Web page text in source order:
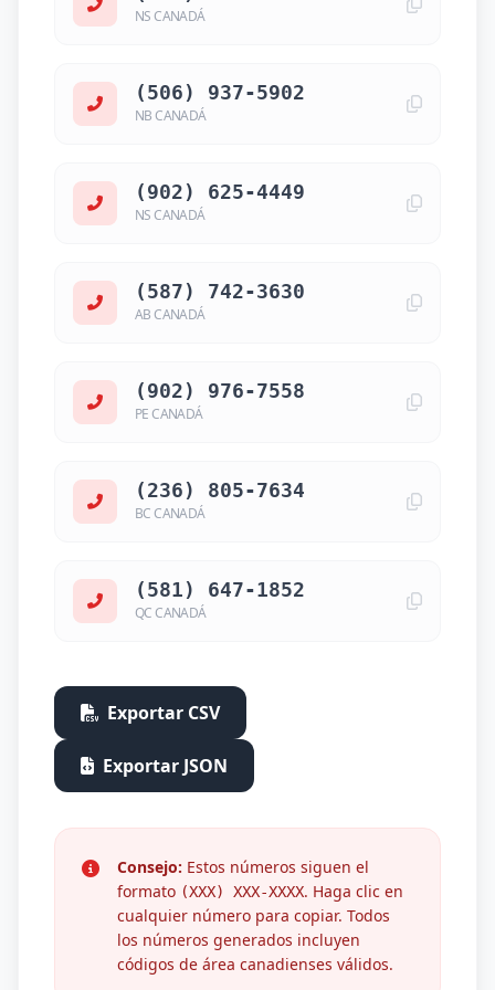
NS CANADÁ
(506) 937-5902
NB CANADÁ
(902) 625-4449
NS CANADÁ
(587) 742-3630
AB CANADÁ
(902) 976-7558
PE CANADÁ
(236) 805-7634
BC CANADÁ
(581) 647-1852
QC CANADÁ
Exportar CSV
Exportar JSON
Consejo: Estos números siguen el
formato (XXX) XXX-XXXX. Haga clic en
cualquier número para copiar. Todos
los números generados incluyen
códigos de área canadienses válidos.